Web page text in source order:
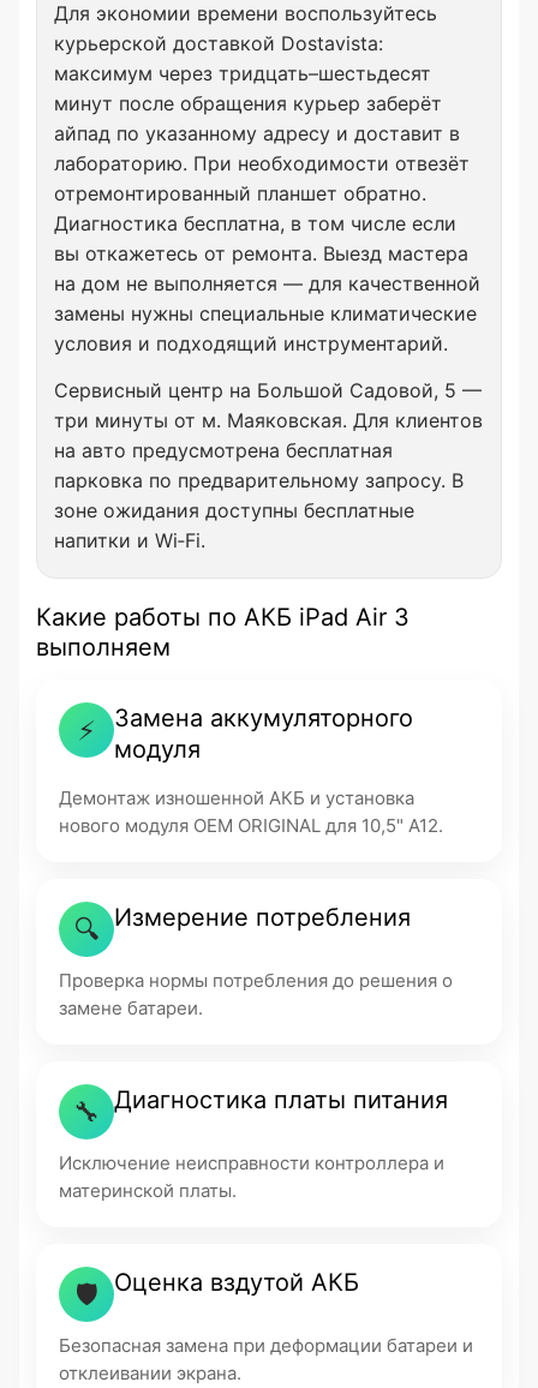
Для экономии времени воспользуйтесь
курьерской доставкой Dostavista:
максимум через тридцать–шестьдесят
минут после обращения курьер заберёт
айпад по указанному адресу и доставит в
лабораторию. При необходимости отвезёт
отремонтированный планшет обратно.
Диагностика бесплатна, в том числе если
вы откажетесь от ремонта. Выезд мастера
на дом не выполняется — для качественной
замены нужны специальные климатические
условия и подходящий инструментарий.
Сервисный центр на Большой Садовой, 5 —
три минуты от м. Маяковская. Для клиентов
на авто предусмотрена бесплатная
парковка по предварительному запросу. В
зоне ожидания доступны бесплатные
напитки и Wi‑Fi.
Какие работы по АКБ iPad Air 3
выполняем
⚡
Замена аккумуляторного
модуля
Демонтаж изношенной АКБ и установка
нового модуля OEM ORIGINAL для 10,5" A12.
🔍 Измерение потребления
Проверка нормы потребления до решения о
замене батареи.
🔧 Диагностика платы питания
Исключение неисправности контроллера и
материнской платы.
🛡 Оценка вздутой АКБ
Безопасная замена при деформации батареи и
отклеивании экрана.